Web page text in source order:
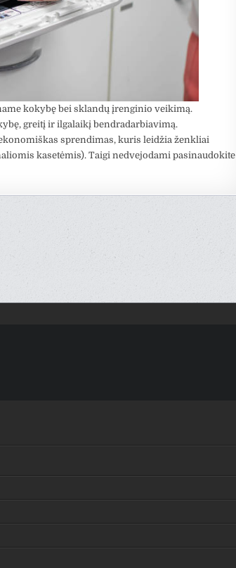
kokybę bei sklandų įrenginio veikimą.
greitį ir ilgalaikį bendradarbiavimą.
sprendimas, kuris leidžia ženkliai
kasetėmis). Taigi nedvejodami pasinaudokite